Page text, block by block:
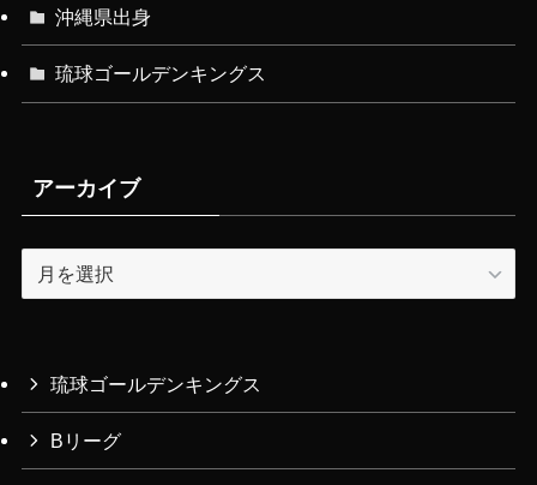
沖縄県出身
琉球ゴールデンキングス
アーカイブ
ー
ブ
琉球ゴールデンキングス
Bリーグ